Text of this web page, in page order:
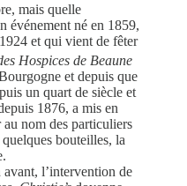
mais quelle
événement né en 1859,
et qui vient de fêter
Hospices de Beaune
et depuis que
un quart de siècle et
1876, a mis en
au nom des particuliers
bouteilles, la
avant, l’intervention de